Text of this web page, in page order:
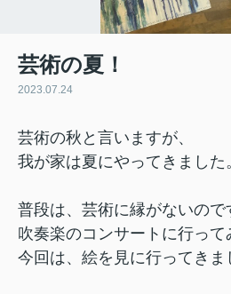
芸術の夏！
2023.07.24
芸術の秋と言いますが、
我が家は夏にやってきました
普段は、芸術に縁がないので
吹奏楽のコンサートに行って
今回は、絵を見に行ってきま